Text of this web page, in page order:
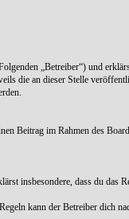
„Betreiber“) und
die an dieser Stelle
Beitrag im Rahmen des
insbesondere, dass du
kann der Betreiber dich